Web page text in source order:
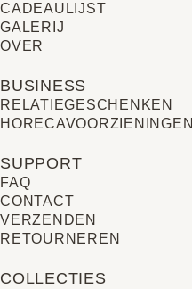
CADEAULIJST
GALERIJ
OVER
BUSINESS
RELATIE­GESCHENKEN
HORECAVOORZIENINGEN
SUPPORT
FAQ
CONTACT
VERZENDEN
RETOURNEREN
COLLECTIES